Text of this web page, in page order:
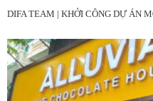
DIFA TEAM | KHỞI CÔNG DỰ ÁN